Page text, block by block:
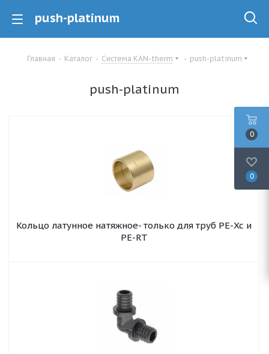
push-platinum
Главная - Каталог - Система KAN-therm - push-platinum
push-platinum
Кольцо латунное натяжное- только для труб PE-Xc и
PE-RT
0
0